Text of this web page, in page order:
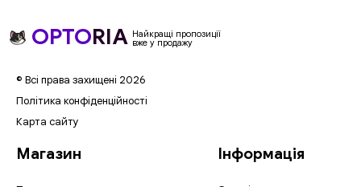
OPTORIA Найкращі пропозиції
вже у продажу
© Всі права захищені 2026
Політика конфіденційності
Карта сайту
Магазин Інформація